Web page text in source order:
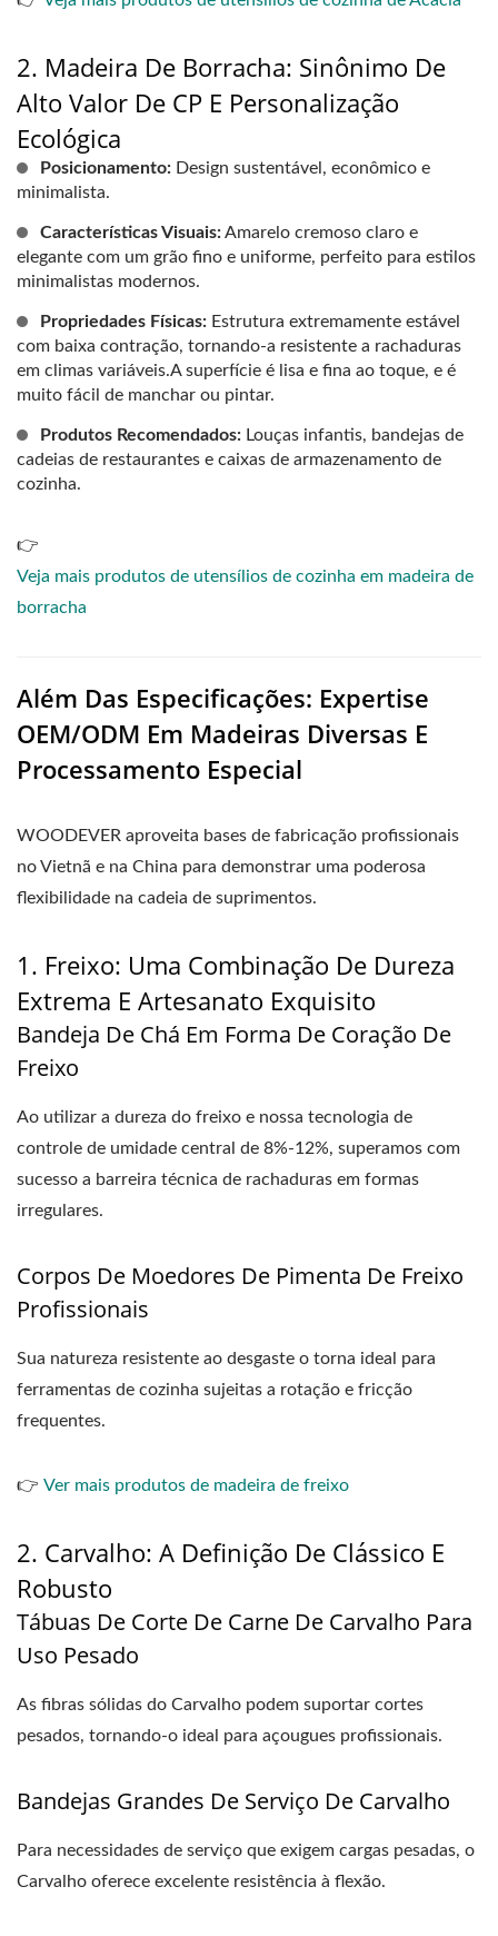
2. Madeira De Borracha: Sinônimo De
Alto Valor De CP E Personalização
Ecológica
Posicionamento: Design sustentável, econômico e
minimalista.
Características Visuais:Amarelo cremoso claro e
elegante com um grão fino e uniforme, perfeito para estilos
minimalistas modernos.
Propriedades Físicas: Estrutura extremamente estável
com baixa contração, tornando-a resistente a rachaduras
em climas variáveis.A superfície é lisa e fina ao toque, e é
muito fácil de manchar ou pintar.
Produtos Recomendados: Louças infantis, bandejas de
cadeias de restaurantes e caixas de armazenamento de
cozinha.
👉
Veja mais produtos de utensílios de cozinha em madeira de
borracha
Além Das Especificações: Expertise
OEM/ODM Em Madeiras Diversas E
Processamento Especial
WOODEVER aproveita bases de fabricação profissionais
no Vietnã e na China para demonstrar uma poderosa
flexibilidade na cadeia de suprimentos.
1. Freixo: Uma Combinação De Dureza
Extrema E Artesanato Exquisito
Bandeja De Chá Em Forma De Coração De
Freixo
Ao utilizar a dureza do freixo e nossa tecnologia de
controle de umidade central de 8%-12%, superamos com
sucesso a barreira técnica de rachaduras em formas
irregulares.
Corpos De Moedores De Pimenta De Freixo
Profissionais
Sua natureza resistente ao desgaste o torna ideal para
ferramentas de cozinha sujeitas a rotação e fricção
frequentes.
👉 Ver mais produtos de madeira de freixo
2. Carvalho: A Definição De Clássico E
Robusto
Tábuas De Corte De Carne De Carvalho Para
Uso Pesado
As fibras sólidas do Carvalho podem suportar cortes
pesados, tornando-o ideal para açougues profissionais.
Bandejas Grandes De Serviço De Carvalho
Para necessidades de serviço que exigem cargas pesadas, o
Carvalho oferece excelente resistência à flexão.